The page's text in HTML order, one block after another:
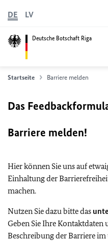
Deutsche Botschaft Riga
DE LV
Startseite Barriere melden
Das
Barriere melden!
Hier können Sie uns auf
Einhaltung der
machen.
Nutzen Sie dazu bitte das
Geben Sie Ihre Kontaktdaten
Beschreibung der Barriere